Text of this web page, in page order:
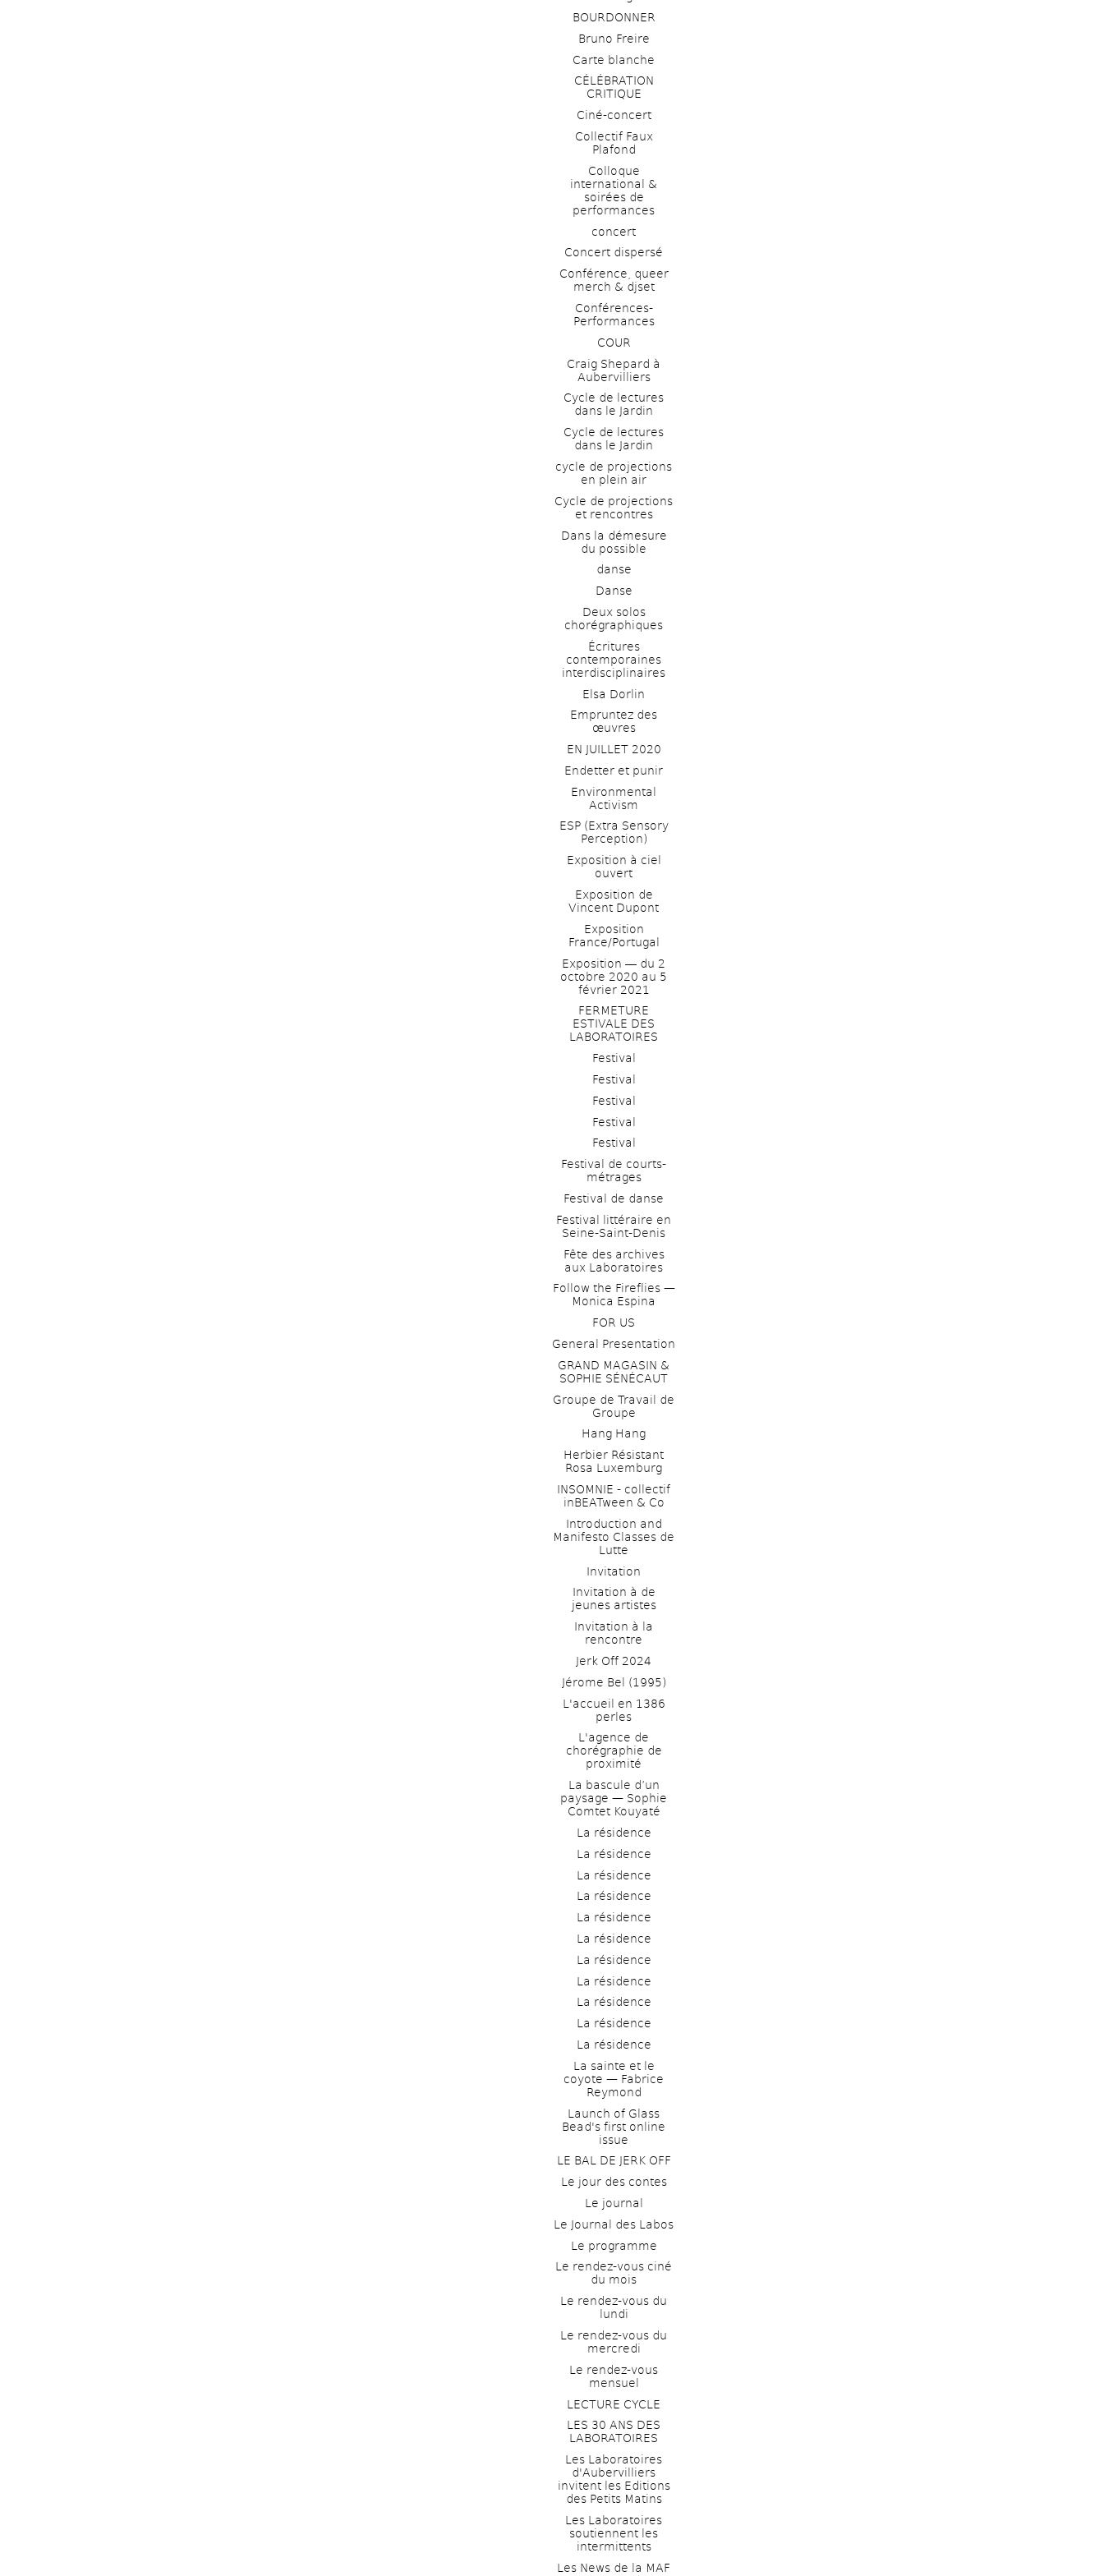
BOURDONNER
Bruno Freire
Carte blanche
CÉLÉBRATION
CRITIQUE
Ciné-concert
Collectif Faux
Plafond
Colloque
international &
soirées de
performances
concert
Concert dispersé
Conférence, queer
merch & djset
Conférences-
Performances
COUR
Craig Shepard à
Aubervilliers
Cycle de lectures
dans le Jardin
Cycle de lectures
dans le Jardin
cycle de projections
en plein air
Cycle de projections
et rencontres
Dans la démesure
du possible
danse
Danse
Deux solos
chorégraphiques
Écritures
contemporaines
interdisciplinaires
Elsa Dorlin
Empruntez des
œuvres
EN JUILLET 2020
Endetter et punir
Environmental
Activism
ESP (Extra Sensory
Perception)
Exposition à ciel
ouvert
Exposition de
Vincent Dupont
Exposition
France/Portugal
Exposition ― du 2
octobre 2020 au 5
février 2021
FERMETURE
ESTIVALE DES
LABORATOIRES
Festival
Festival
Festival
Festival
Festival
Festival de courts-
métrages
Festival de danse
Festival littéraire en
Seine-Saint-Denis
Fête des archives
aux Laboratoires
Follow the Fireflies —
Monica Espina
FOR US
General Presentation
GRAND MAGASIN &
SOPHIE SÉNÉCAUT
Groupe de Travail de
Groupe
Hang Hang
Herbier Résistant
Rosa Luxemburg
INSOMNIE - collectif
inBEATween & Co
Introduction and
Manifesto Classes de
Lutte
Invitation
Invitation à de
jeunes artistes
Invitation à la
rencontre
Jerk Off 2024
Jérome Bel (1995)
L'accueil en 1386
perles
L'agence de
chorégraphie de
proximité
La bascule d’un
paysage — Sophie
Comtet Kouyaté
La résidence
La résidence
La résidence
La résidence
La résidence
La résidence
La résidence
La résidence
La résidence
La résidence
La résidence
La sainte et le
coyote — Fabrice
Reymond
Launch of Glass
Bead's first online
issue
LE BAL DE JERK OFF
Le jour des contes
Le journal
Le Journal des Labos
Le programme
Le rendez-vous ciné
du mois
Le rendez-vous du
lundi
Le rendez-vous du
mercredi
Le rendez-vous
mensuel
LECTURE CYCLE
LES 30 ANS DES
LABORATOIRES
Les Laboratoires
d'Aubervilliers
invitent les Editions
des Petits Matins
Les Laboratoires
soutiennent les
intermittents
Les News de la MAF